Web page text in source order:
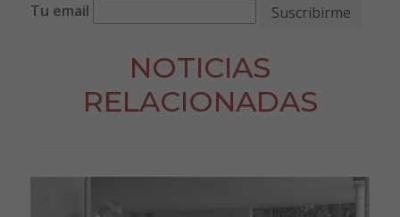
Tu email
NOTICIAS
RELACIONADAS